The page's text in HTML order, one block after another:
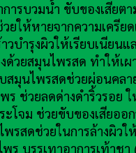
ารบวมน้ำ ขับของเสียตา
ยให้หายจากความเครี
บำรุงผิวให้เรียบเนียนแ
ด้วยสมุนไพรสด ทำให้เ
สมุนไพรสดช่วยผ่อนคลา
ร ช่วยลดด่างดำริ้วรอย
โจม ช่วยขับของเสียออ
รสดช่วยในการล้างผิวใ
ร บรรเทาอาการเท้าช